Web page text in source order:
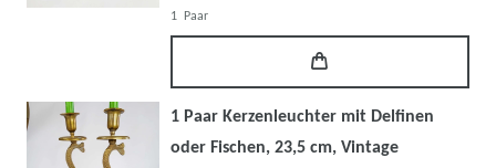
1 Paar
1 Paar Kerzenleuchter mit Delfinen
oder Fischen, 23,5 cm, Vintage